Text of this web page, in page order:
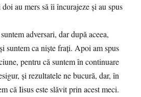
au mers să îi încurajeze și au spus
adversari, dar după aceea,
suntem ca niște frați. Apoi am spus
pentru că suntem în continuare
și rezultatele ne bucură, dar, în
că Iisus este slăvit prin acest meci.